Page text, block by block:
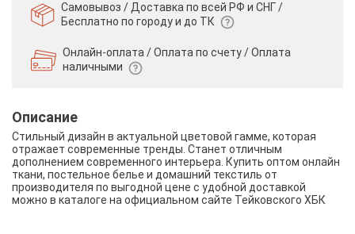
Самовывоз / Доставка по всей РФ и СНГ /
Бесплатно по городу и до ТК
Онлайн-оплата / Оплата по счету /Оплата
наличными
Описание
Стильный дизайн в актуальной цветовой гамме, которая
отражает современные тренды. Станет отличным
дополнением современного интерьера. Купить оптом онлайн
ткани, постельное белье и домашний текстиль от
производителя по выгодной цене с удобной доставкой
можно в каталоге на официальном сайте Тейковского ХБК